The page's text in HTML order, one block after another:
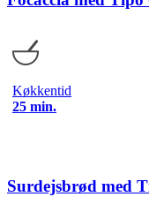
Køkkentid
25 min.
Surdejsbrød med